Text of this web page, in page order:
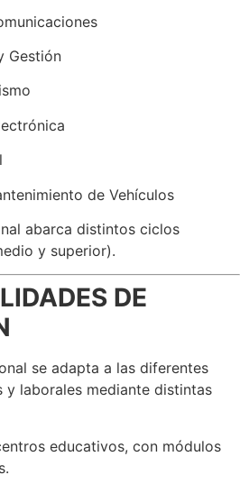
Gestión
de Vehículos
abarca distintos ciclos
y superior).
DE
se adapta a las diferentes
y laborales mediante distintas
educativos, con módulos